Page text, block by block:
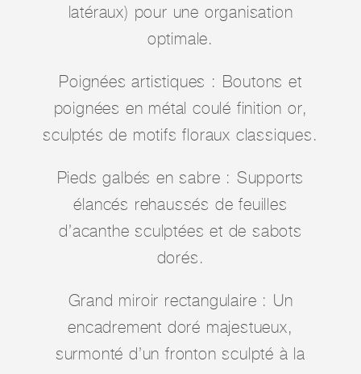
latéraux) pour une organisation
optimale.
Poignées artistiques : Boutons et
poignées en métal coulé finition or,
sculptés de motifs floraux classiques.
Pieds galbés en sabre : Supports
élancés rehaussés de feuilles
d’acanthe sculptées et de sabots
dorés.
Grand miroir rectangulaire : Un
encadrement doré majestueux,
surmonté d’un fronton sculpté à la